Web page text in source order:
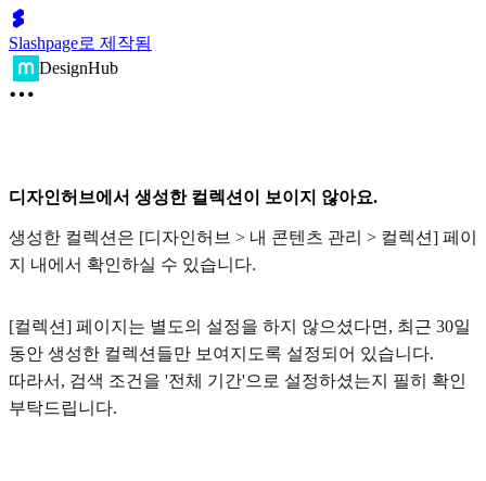
Slashpage로 제작됨
DesignHub
디자인허브에서 생성한 컬렉션이 보이지 않아요.
생성한 컬렉션은 [디자인허브 > 내 콘텐츠 관리 > 컬렉션] 페이
지 내에서 확인하실 수 있습니다.
[컬렉션] 페이지는 별도의 설정을 하지 않으셨다면, 최근 30일
동안 생성한 컬렉션들만 보여지도록 설정되어 있습니다.
따라서, 검색 조건을 '전체 기간'으로 설정하셨는지 필히 확인
부탁드립니다.